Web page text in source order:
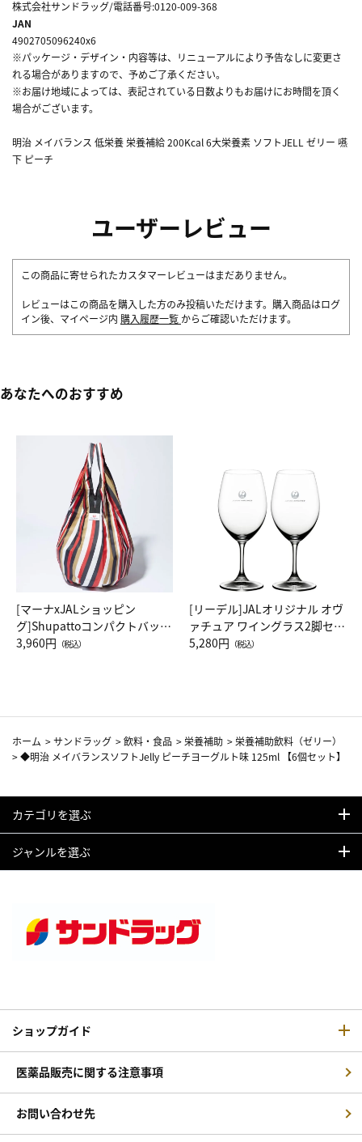
株式会社サンドラッグ/電話番号:0120-009-368
JAN
4902705096240x6
※パッケージ・デザイン・内容等は、リニューアルにより予告なしに変更さ
れる場合がありますので、予めご了承ください。
※お届け地域によっては、表記されている日数よりもお届けにお時間を頂く
場合がございます。
明治 メイバランス 低栄養 栄養補給 200Kcal 6大栄養素 ソフトJELL ゼリー 嚥
下 ピーチ
ユーザーレビュー
この商品に寄せられたカスタマーレビューはまだありません。
レビューはこの商品を購入した方のみ投稿いただけます。購入商品はログ
イン後、マイページ内 購入履歴一覧 からご確認いただけます。
あなたへのおすすめ
[マーナxJALショッピン
グ]Shupattoコンパクトバッグ
Drop JAL客室乗務員（LC）ス
3,960円 （税込）
[リーデル]JALオリジナル オヴ
ァチュア ワイングラス2脚セッ
ト（レッドワイン）
5,280円 （税込）
ホーム >サンドラッグ >飲料・食品 > 栄養補助 > 栄養補助飲料（ゼリー）
>◆明治 メイバランスソフトJelly ピーチヨーグルト味 125ml 【6個セット】
カテゴリを選ぶ
ジャンルを選ぶ
ショップガイド
医薬品販売に関する注意事項
お問い合わせ先